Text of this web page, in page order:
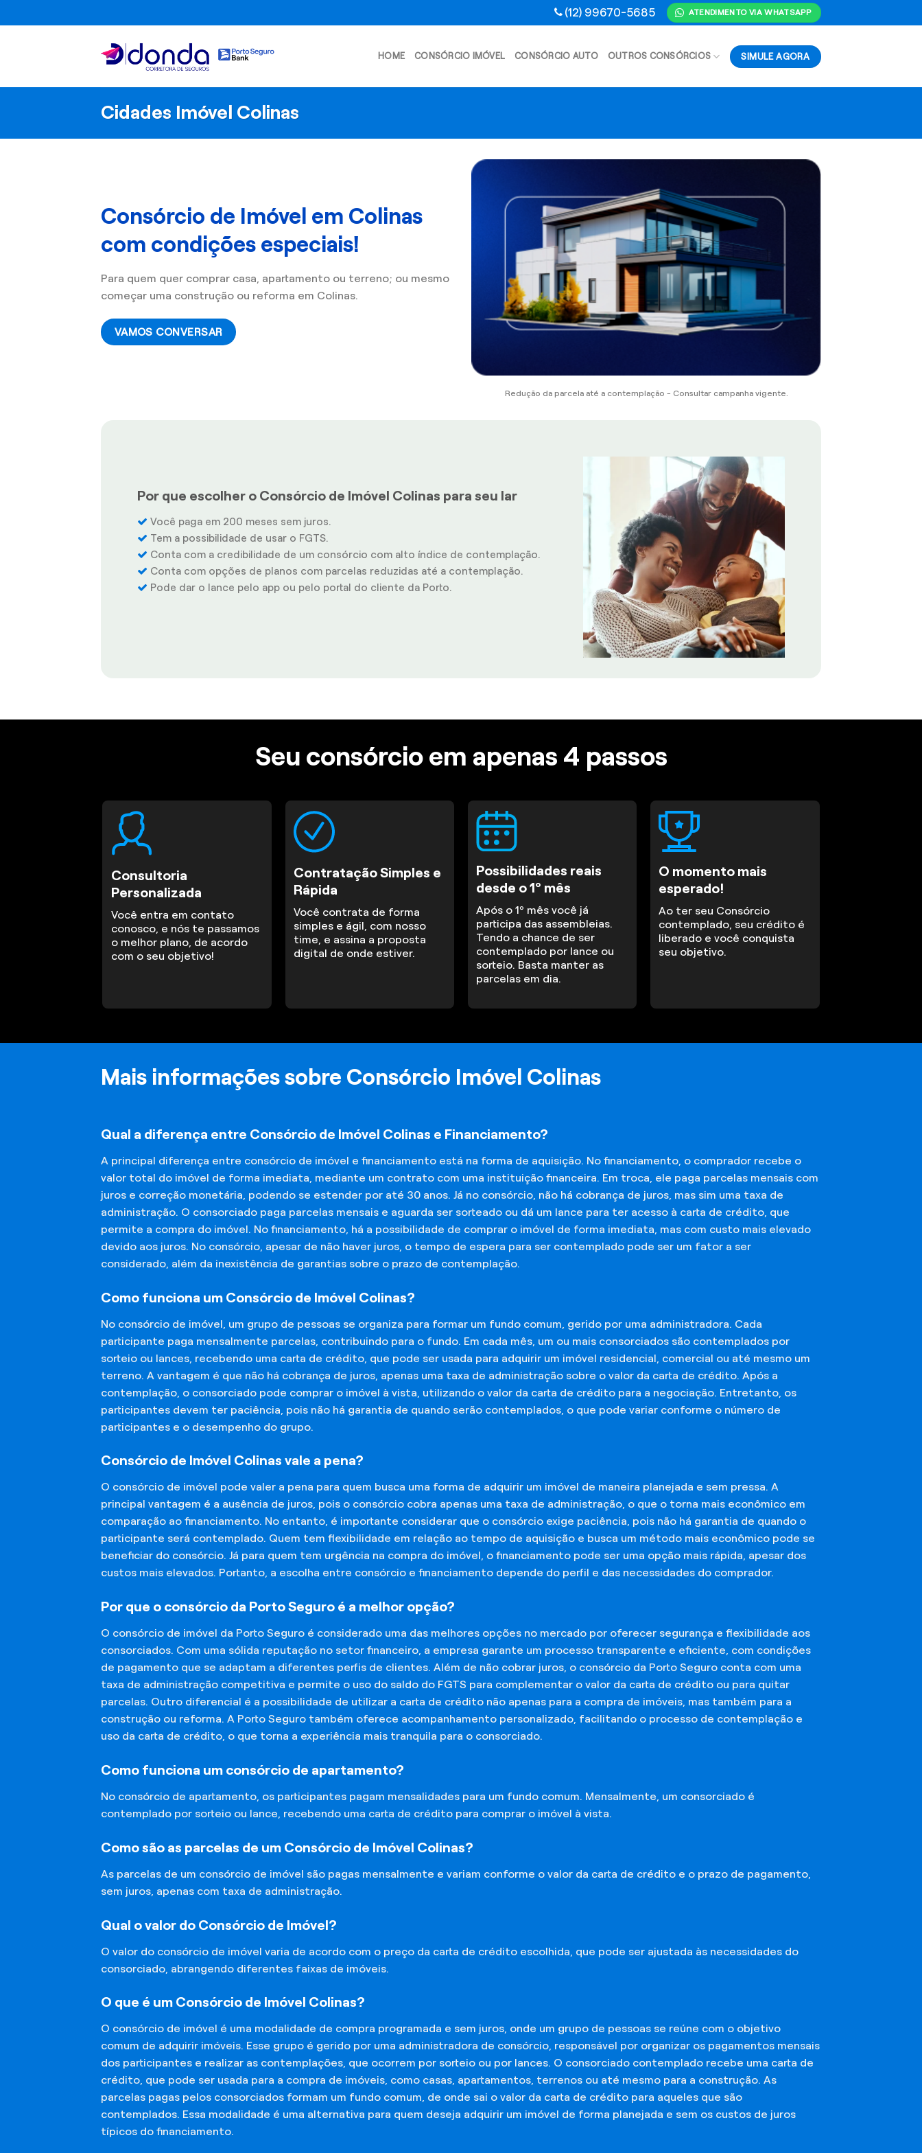
to
(12) 99670-5685 ATENDIMENTO VIA WHATSAPP
HOME CONSÓRCIO IMÓVEL CONSÓRCIO AUTO OUTROS CONSÓRCIOS SIMULE AGORA
Cidades Imóvel Colinas
Consórcio de Imóvel em Colinas
com condições especiais!
Para quem quer comprar casa, apartamento ou terreno; ou mesmo
começar uma construção ou reforma em Colinas.
VAMOS CONVERSAR
Redução da parcela até a contemplação - Consultar campanha vigente.
Por que escolher o Consórcio de Imóvel Colinas para seu lar
Você paga em 200 meses sem juros.
Tem a possibilidade de usar o FGTS.
Conta com a credibilidade de um consórcio com alto índice de contemplação.
Conta com opções de planos com parcelas reduzidas até a contemplação.
Pode dar o lance pelo app ou pelo portal do cliente da Porto.
Seu consórcio em apenas 4 passos
Consultoria
Personalizada
Você entra em contato
conosco, e nós te passamos
o melhor plano, de acordo
com o seu objetivo!
Contratação Simples e
Rápida
Você contrata de forma
simples e ágil, com nosso
time, e assina a proposta
digital de onde estiver.
Possibilidades reais
desde o 1º mês
Após o 1º mês você já
participa das assembleias.
Tendo a chance de ser
contemplado por lance ou
sorteio. Basta manter as
parcelas em dia.
O momento mais
esperado!
Ao ter seu Consórcio
contemplado, seu crédito é
liberado e você conquista
seu objetivo.
Mais informações sobre Consórcio Imóvel Colinas
Qual a diferença entre Consórcio de Imóvel Colinas e Financiamento?
A principal diferença entre consórcio de imóvel e financiamento está na forma de aquisição. No financiamento, o comprador recebe o
valor total do imóvel de forma imediata, mediante um contrato com uma instituição financeira. Em troca, ele paga parcelas mensais com
juros e correção monetária, podendo se estender por até 30 anos. Já no consórcio, não há cobrança de juros, mas sim uma taxa de
administração. O consorciado paga parcelas mensais e aguarda ser sorteado ou dá um lance para ter acesso à carta de crédito, que
permite a compra do imóvel. No financiamento, há a possibilidade de comprar o imóvel de forma imediata, mas com custo mais elevado
devido aos juros. No consórcio, apesar de não haver juros, o tempo de espera para ser contemplado pode ser um fator a ser
considerado, além da inexistência de garantias sobre o prazo de contemplação.
Como funciona um Consórcio de Imóvel Colinas?
No consórcio de imóvel, um grupo de pessoas se organiza para formar um fundo comum, gerido por uma administradora. Cada
participante paga mensalmente parcelas, contribuindo para o fundo. Em cada mês, um ou mais consorciados são contemplados por
sorteio ou lances, recebendo uma carta de crédito, que pode ser usada para adquirir um imóvel residencial, comercial ou até mesmo um
terreno. A vantagem é que não há cobrança de juros, apenas uma taxa de administração sobre o valor da carta de crédito. Após a
contemplação, o consorciado pode comprar o imóvel à vista, utilizando o valor da carta de crédito para a negociação. Entretanto, os
participantes devem ter paciência, pois não há garantia de quando serão contemplados, o que pode variar conforme o número de
participantes e o desempenho do grupo.
Consórcio de Imóvel Colinas vale a pena?
O consórcio de imóvel pode valer a pena para quem busca uma forma de adquirir um imóvel de maneira planejada e sem pressa. A
principal vantagem é a ausência de juros, pois o consórcio cobra apenas uma taxa de administração, o que o torna mais econômico em
comparação ao financiamento. No entanto, é importante considerar que o consórcio exige paciência, pois não há garantia de quando o
participante será contemplado. Quem tem flexibilidade em relação ao tempo de aquisição e busca um método mais econômico pode se
beneficiar do consórcio. Já para quem tem urgência na compra do imóvel, o financiamento pode ser uma opção mais rápida, apesar dos
custos mais elevados. Portanto, a escolha entre consórcio e financiamento depende do perfil e das necessidades do comprador.
Por que o consórcio da Porto Seguro é a melhor opção?
O consórcio de imóvel da Porto Seguro é considerado uma das melhores opções no mercado por oferecer segurança e flexibilidade aos
consorciados. Com uma sólida reputação no setor financeiro, a empresa garante um processo transparente e eficiente, com condições
de pagamento que se adaptam a diferentes perfis de clientes. Além de não cobrar juros, o consórcio da Porto Seguro conta com uma
taxa de administração competitiva e permite o uso do saldo do FGTS para complementar o valor da carta de crédito ou para quitar
parcelas. Outro diferencial é a possibilidade de utilizar a carta de crédito não apenas para a compra de imóveis, mas também para a
construção ou reforma. A Porto Seguro também oferece acompanhamento personalizado, facilitando o processo de contemplação e
uso da carta de crédito, o que torna a experiência mais tranquila para o consorciado.
Como funciona um consórcio de apartamento?
No consórcio de apartamento, os participantes pagam mensalidades para um fundo comum. Mensalmente, um consorciado é
contemplado por sorteio ou lance, recebendo uma carta de crédito para comprar o imóvel à vista.
Como são as parcelas de um Consórcio de Imóvel Colinas?
As parcelas de um consórcio de imóvel são pagas mensalmente e variam conforme o valor da carta de crédito e o prazo de pagamento,
sem juros, apenas com taxa de administração.
Qual o valor do Consórcio de Imóvel?
O valor do consórcio de imóvel varia de acordo com o preço da carta de crédito escolhida, que pode ser ajustada às necessidades do
consorciado, abrangendo diferentes faixas de imóveis.
O que é um Consórcio de Imóvel Colinas?
O consórcio de imóvel é uma modalidade de compra programada e sem juros, onde um grupo de pessoas se reúne com o objetivo
comum de adquirir imóveis. Esse grupo é gerido por uma administradora de consórcio, responsável por organizar os pagamentos mensais
dos participantes e realizar as contemplações, que ocorrem por sorteio ou por lances. O consorciado contemplado recebe uma carta de
crédito, que pode ser usada para a compra de imóveis, como casas, apartamentos, terrenos ou até mesmo para a construção. As
parcelas pagas pelos consorciados formam um fundo comum, de onde sai o valor da carta de crédito para aqueles que são
contemplados. Essa modalidade é uma alternativa para quem deseja adquirir um imóvel de forma planejada e sem os custos de juros
típicos do financiamento.